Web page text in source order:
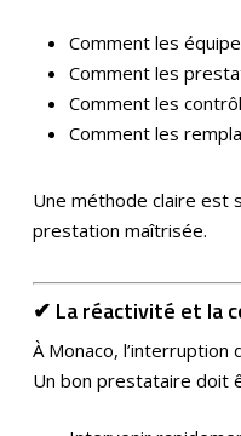
Comment les
Comment les
Comment les
Comment les
Une méthode claire est
prestation maîtrisée.
✔ La réactivité et la
À Monaco, l’interruption
Un bon prestataire doit